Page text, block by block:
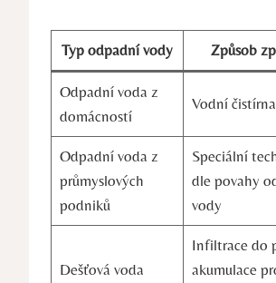
Typ odpadní vody Způsob
Odpadní voda z
domácností
Vodní čistírna
Odpadní voda z
průmyslových
podniků
Speciální
dle povahy
vody
Dešťová voda
Infiltrace do
akumulace